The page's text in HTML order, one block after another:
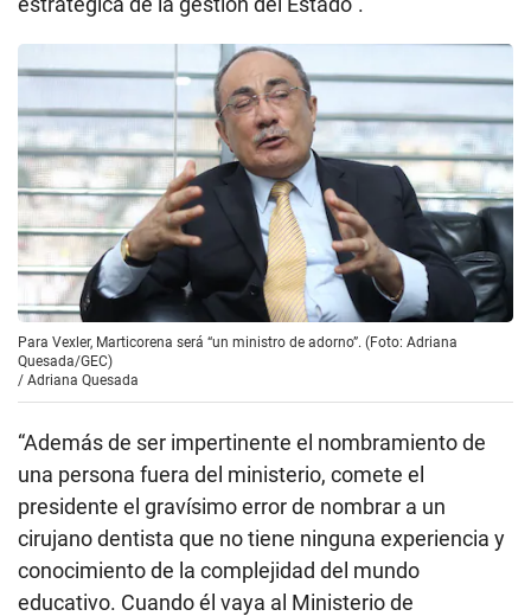
Para Vexler, Marticorena será “un ministro de adorno”. (Foto: Adriana
Quesada/GEC)
/ Adriana Quesada
“Además de ser impertinente el nombramiento de
una persona fuera del ministerio, comete el
presidente el gravísimo error de nombrar a un
cirujano dentista que no tiene ninguna experiencia y
conocimiento de la complejidad del mundo
educativo. Cuando él vaya al Ministerio de